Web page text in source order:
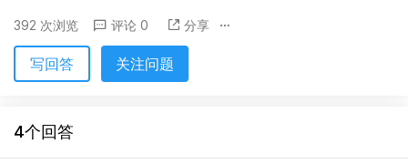
392 次浏览 评论 0 分享
写回答 关注问题
4个回答